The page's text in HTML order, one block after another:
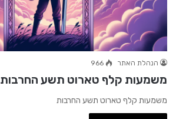
הנהלת האתר 966
משמעות קלף טארוט תשע החרבות
משמעות קלף טארוט תשע החרבות